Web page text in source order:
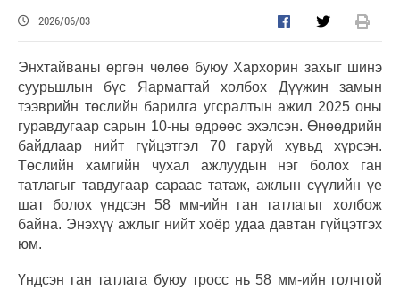
2026/06/03
Энхтайваны өргөн чөлөө буюу Хархорин захыг шинэ
суурьшлын бүс Яармагтай холбох Дүүжин замын
тээврийн төслийн барилга угсралтын ажил 2025 оны
гуравдугаар сарын 10-ны өдрөөс эхэлсэн. Өнөөдрийн
байдлаар нийт гүйцэтгэл 70 гаруй хувьд хүрсэн.
Төслийн хамгийн чухал ажлуудын нэг болох ган
татлагыг тавдугаар сараас татаж, ажлын сүүлийн үе
шат болох үндсэн 58 мм-ийн ган татлагыг холбож
байна. Энэхүү ажлыг нийт хоёр удаа давтан гүйцэтгэх
юм.
Үндсэн ган татлага буюу тросс нь 58 мм-ийн голчтой